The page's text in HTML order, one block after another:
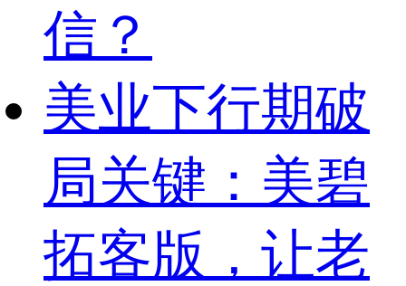
信？
美业下行期破
局关键：美碧
拓客版，让老